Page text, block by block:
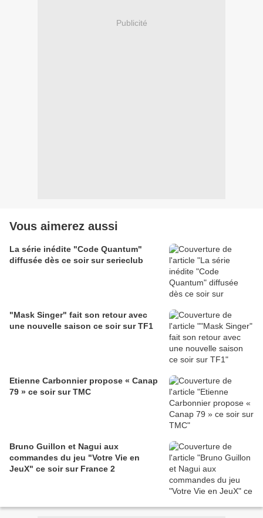
Publicité
Vous aimerez aussi
La série inédite "Code Quantum"
diffusée dès ce soir sur serieclub
"Mask Singer" fait son retour avec
une nouvelle saison ce soir sur TF1
Etienne Carbonnier propose « Canap
79 » ce soir sur TMC
Bruno Guillon et Nagui aux
commandes du jeu "Votre Vie en
JeuX" ce soir sur France 2